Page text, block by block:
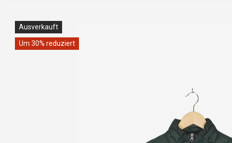
Ausverkauft
Um 30% reduziert